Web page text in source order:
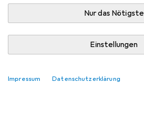
Nur das Nötigste
Einstellungen
Impressum Datenschutzerklärung
Cushioning Gel 3D
5 Grössen